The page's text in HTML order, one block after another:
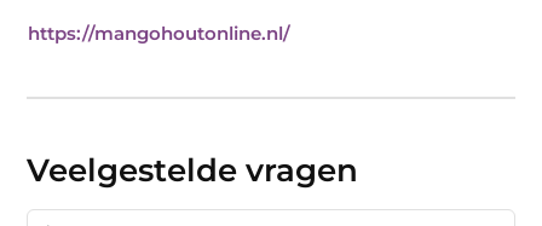
https://mangohoutonline.nl/
Veelgestelde vragen